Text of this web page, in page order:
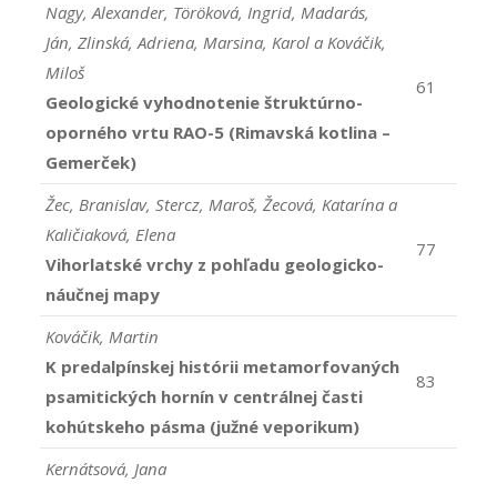
Nagy, Alexander, Töröková, Ingrid, Madarás,
Ján, Zlinská, Adriena, Marsina, Karol a Kováčik,
Miloš
Geologické vyhodnotenie štruktúrno-
oporného vrtu RAO-5 (Rimavská kotlina –
Gemerček)
61
Žec, Branislav, Stercz, Maroš, Žecová, Katarína a
Kaličiaková, Elena
Vihorlatské vrchy z pohľadu geologicko-
náučnej mapy
77
Kováčik, Martin
K predalpínskej histórii metamorfovaných
psamitických hornín v centrálnej časti
kohútskeho pásma (južné veporikum)
83
Kernátsová, Jana